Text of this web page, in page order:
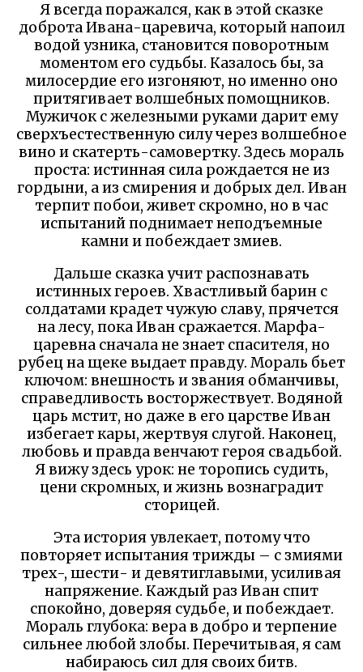
Я всегда поражался, как в этой сказке
доброта Ивана-царевича, который напоил
водой узника, становится поворотным
моментом его судьбы. Казалось бы, за
милосердие его изгоняют, но именно оно
притягивает волшебных помощников.
Мужичок с железными руками дарит ему
сверхъестественную силу через волшебное
вино и скатерть-самовертку. Здесь мораль
проста: истинная сила рождается не из
гордыни, а из смирения и добрых дел. Иван
терпит побои, живет скромно, но в час
испытаний поднимает неподъемные
камни и побеждает змиев.
Дальше сказка учит распознавать
истинных героев. Хвастливый барин с
солдатами крадет чужую славу, прячется
на лесу, пока Иван сражается. Марфа-
царевна сначала не знает спасителя, но
рубец на щеке выдает правду. Мораль бьет
ключом: внешность и звания обманчивы,
справедливость восторжествует. Водяной
царь мстит, но даже в его царстве Иван
избегает кары, жертвуя слугой. Наконец,
любовь и правда венчают героя свадьбой.
Я вижу здесь урок: не торопись судить,
цени скромных, и жизнь вознаградит
сторицей.
Эта история увлекает, потому что
повторяет испытания трижды – с змиями
трех-, шести- и девятиглавыми, усиливая
напряжение. Каждый раз Иван спит
спокойно, доверяя судьбе, и побеждает.
Мораль глубока: вера в добро и терпение
сильнее любой злобы. Перечитывая, я сам
набираюсь сил для своих битв.